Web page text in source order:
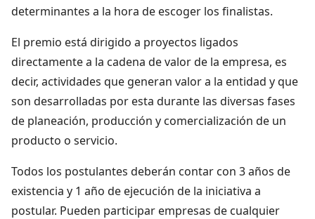
determinantes a la hora de escoger los finalistas.
El premio está dirigido a proyectos ligados
directamente a la cadena de valor de la empresa, es
decir, actividades que generan valor a la entidad y que
son desarrolladas por esta durante las diversas fases
de planeación, producción y comercialización de un
producto o servicio.
Todos los postulantes deberán contar con 3 años de
existencia y 1 año de ejecución de la iniciativa a
postular. Pueden participar empresas de cualquier